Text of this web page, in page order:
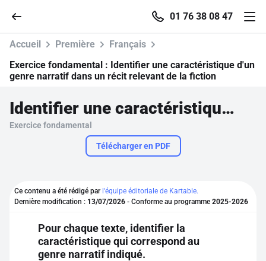
01 76 38 08 47
Parcourir
Se connecter
S'inscrire gratuitement
Pour profiter de 10 contenus offerts.
Accueil Première
Français
Exercice fondamental : Identifier une caractéristique d'un
genre narratif dans un récit relevant de la fiction
Identifier une caractéristique d'un genre narratif dans un récit relevant de la fiction
Exercice fondamental
Télécharger en PDF
Ce contenu a été rédigé par l'équipe éditoriale de Kartable.
Dernière modification : 13/07/2026 - Conforme au programme 2025-2026
Pour chaque texte, identifier la
caractéristique qui correspond au
genre narratif indiqué.